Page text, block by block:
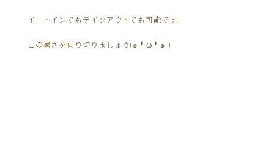
イートインでもテイクアウトでも可能です。
この暑さを乗り切りましょう(๑╹ω╹๑ )